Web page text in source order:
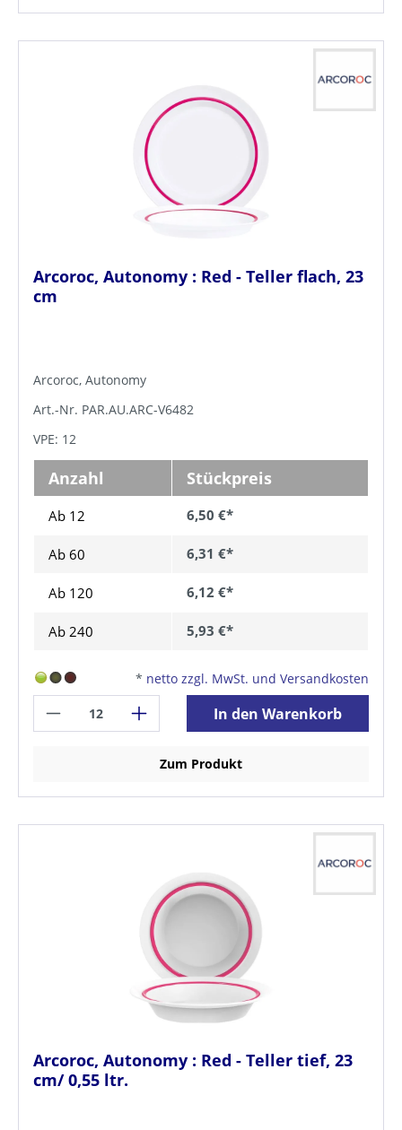
Arcoroc, Autonomy : Red - Teller flach, 23
cm
Arcoroc, Autonomy
Art.-Nr. PAR.AU.ARC-V6482
VPE: 12
Anzahl Stückpreis
Ab 12 6,50 €*
Ab 60 6,31 €*
Ab 120 6,12 €*
Ab 240 5,93 €*
* netto zzgl. MwSt. und Versandkosten
In den Warenkorb
Zum Produkt
Arcoroc, Autonomy : Red - Teller tief, 23
cm/ 0,55 ltr.